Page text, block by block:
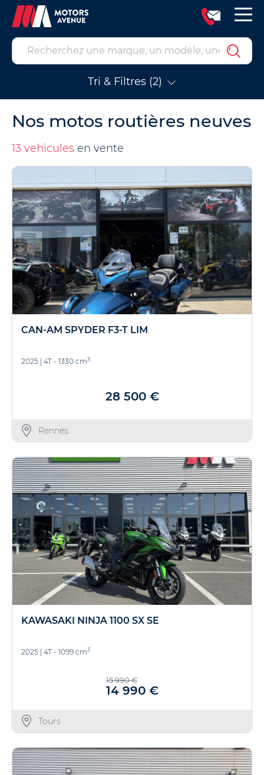
Tri & Filtres (2)
Nos motos routières neuves
13 vehicules en vente
CAN-AM SPYDER F3-T LIM
2025 4T - 1330 cm3
28 500 €
Rennes
KAWASAKI NINJA 1100 SX SE
2025 4T - 1099 cm3
15 990 €
14 990 €
Tours